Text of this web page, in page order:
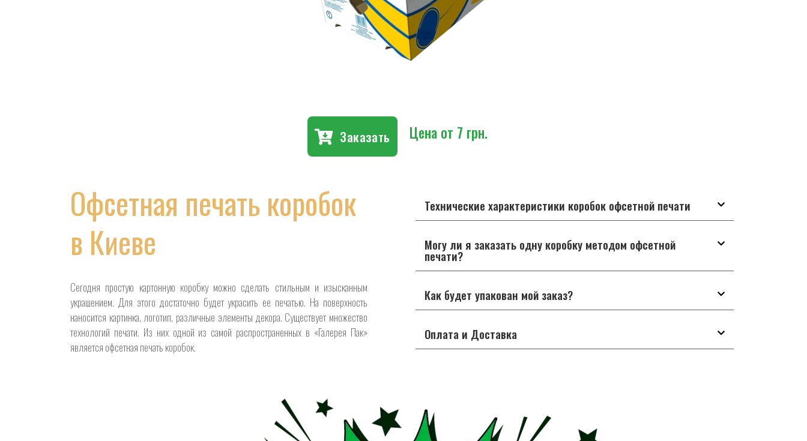
Заказать Цена от 7 грн.
Офсетная печать коробок
в Киеве
Сегодня простую картонную коробку можно сделать стильным и изысканным
украшением. Для этого достаточно будет украсить ее печатью. На поверхность
наносится картинка, логотип, различные элементы декора. Существует множество
технологий печати. Из них одной из самой распространенных в «Галерея Пак»
является офсетная печать коробок.
Технические характеристики коробок офсетной печати
Могу ли я заказать одну коробку методом офсетной
печати?
Как будет упакован мой заказ?
Оплата и Доставка